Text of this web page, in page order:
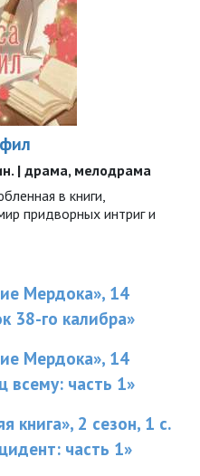
| драма, мелодрама
в книги,
придворных интриг и
Мердока», 14
38-го калибра»
Мердока», 14
всему: часть 1»
книга», 2 сезон, 1 с.
часть 1»